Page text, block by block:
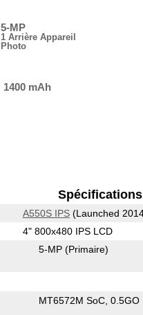
5-MP
1 Arrière Appareil
Photo
1400 mAh
A550S IPS(Launched
4" 800x480 IPS LCD
5-MP (Primaire)
MT6572M SoC 0.5GO